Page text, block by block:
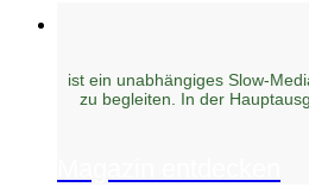
ist ein unabhängiges Slow-
zu begleiten. In der